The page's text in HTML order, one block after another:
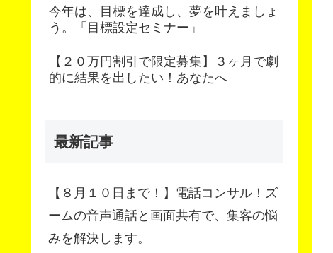
今年は、目標を達成し、夢を叶えましょ
う。「目標設定セミナー」
【２０万円割引で限定募集】３ヶ月で劇
的に結果を出したい！あなたへ
最新記事
【８月１０日まで！】電話コンサル！ズ
ームの音声通話と画面共有で、集客の悩
みを解決します。